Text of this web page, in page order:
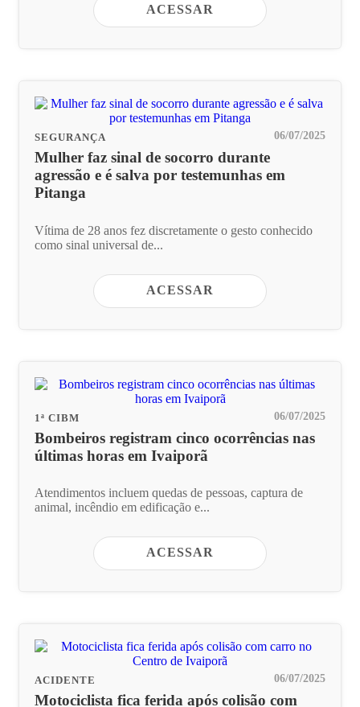
ACESSAR
SEGURANÇA 06/07/2025
Mulher faz sinal de socorro durante
agressão e é salva por testemunhas em
Pitanga
Vítima de 28 anos fez discretamente o gesto conhecido
como sinal universal de...
ACESSAR
1ª CIBM 06/07/2025
Bombeiros registram cinco ocorrências nas
últimas horas em Ivaiporã
Atendimentos incluem quedas de pessoas, captura de
animal, incêndio em edificação e...
ACESSAR
ACIDENTE 06/07/2025
Motociclista fica ferida após colisão com